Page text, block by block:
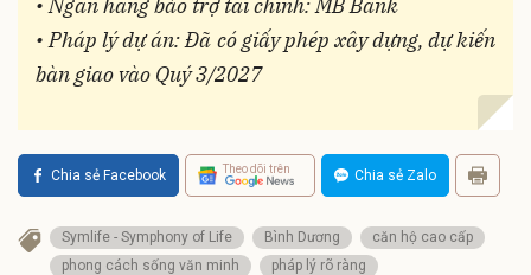
• Pháp lý dự án: Đã có giấy phép xây dựng, dự kiến
bàn giao vào Quý 3/2027
Chia sẻ Facebook Theo dõi trên Chia sẻ Zalo
Symlife - Symphony of Life Bình Dương
căn hộ cao cấp
phong cách sống văn minh
pháp lý rõ ràng